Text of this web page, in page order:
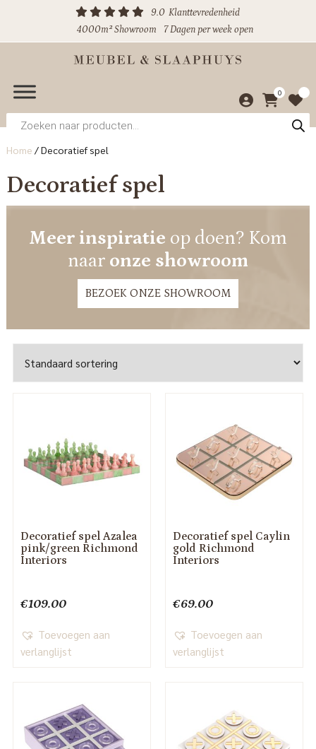
9.0 Klanttevredenheid
4000m² Showroom
7 Dagen per week open
0
Producten
zoeken
Home /Decoratief spel
Decoratief spel
Meer inspiratie op doen? Kom
naar onze showroom
BEZOEK ONZE SHOWROOM
Decoratief spel Azalea
pink/green Richmond
Interiors
€109.00
Toevoegen aan
verlanglijst
Decoratief spel Caylin
gold Richmond
Interiors
€69.00
Toevoegen aan
verlanglijst